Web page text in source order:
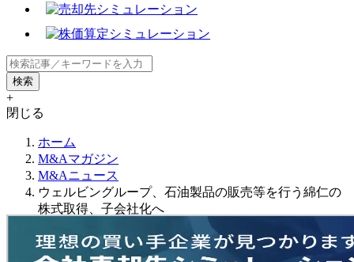
+
閉じる
ホーム
M&Aマガジン
M&Aニュース
ウェルビングループ、石油製品の販売等を行う綿仁の
株式取得、子会社化へ